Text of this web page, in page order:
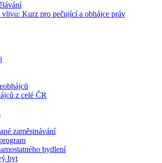
vlivu: Kurz pro pečující a obhájce práv
z celé ČR
zaměstnávání
bydlení
byt